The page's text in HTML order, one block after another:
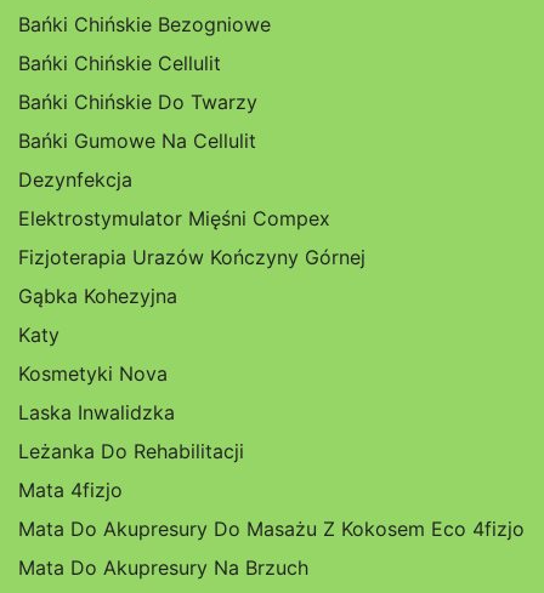
Bańki Chińskie Bezogniowe
Bańki Chińskie Cellulit
Bańki Chińskie Do Twarzy
Bańki Gumowe Na Cellulit
Dezynfekcja
Elektrostymulator Mięśni Compex
Fizjoterapia Urazów Kończyny Górnej
Gąbka Kohezyjna
Katy
Kosmetyki Nova
Laska Inwalidzka
Leżanka Do Rehabilitacji
Mata 4fizjo
Mata Do Akupresury Do Masażu Z Kokosem Eco 4fizjo
Mata Do Akupresury Na Brzuch